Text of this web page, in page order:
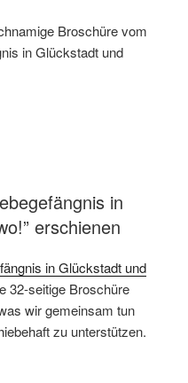
Broschüre vom
in Glückstadt und
in
erschienen
in Glückstadt und
32-seitige Broschüre
wir gemeinsam tun
zu unterstützen.